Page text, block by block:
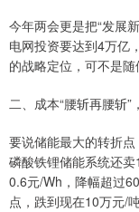
今年两会更是把“发展
电网投资要达到4万亿
的战略定位，可不是随
二、成本“腰斩再腰斩
要说储能最大的转折
磷酸铁锂储能系统还
0.6元/Wh，降幅超过
点，跌到现在10万元/